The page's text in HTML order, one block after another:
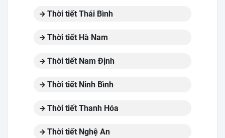
Thời tiết Thái Bình
Thời tiết Hà Nam
Thời tiết Nam Định
Thời tiết Ninh Bình
Thời tiết Thanh Hóa
Thời tiết Nghệ An